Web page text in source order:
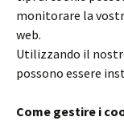
monitorare la
web.
Utilizzando il
possono essere
Come gestire i